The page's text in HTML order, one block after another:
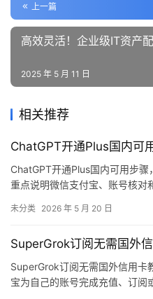
上一篇
高效灵活！企业级IT资产
2025 年 5 月 11 日
相关推荐
ChatGPT开通Plus国内可
ChatGPT开通Plus国内可用步骤
重点说明微信支付宝、账号核对
未分类 2026 年 5 月 20 日
SuperGrok订阅无需国外
SuperGrok订阅无需国外信用卡
宝为自己的账号完成充值、订阅